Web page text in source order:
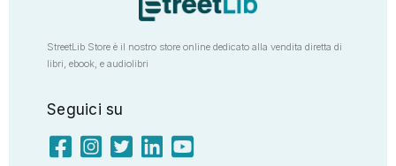
StreetLib Store è il nostro store online dedicato alla vendita diretta di
libri, ebook, e audiolibri
Seguici su